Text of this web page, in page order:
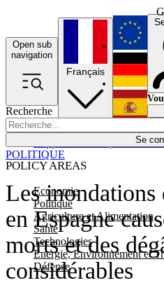
Open sub
navigation
Recherche
Se
POLICY AREAS
Economie
Politique
Agriculture et Alimentation
Santé
Technologies
Energie, Environnement et
Défense
Français
Les inondations
en Espagne
morts et des
considérables
POLITIQUE